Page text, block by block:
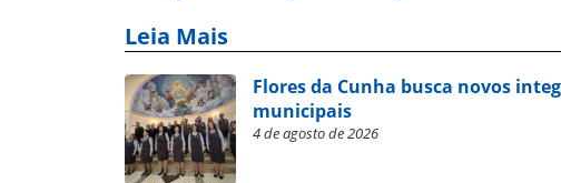
Leia Mais
Flores da Cunha busca novos
municipais
4 de agosto de 2026